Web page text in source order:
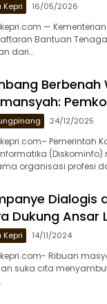
Kepri 16/05/2026
—
Bantuan Tenaga
dari…
Berbenah
24/12/2025
Pemerintah
organisasi profesi
Dialogis
Dukung Ansar
Kepri 14/11/2024
Ribuan
suka cita